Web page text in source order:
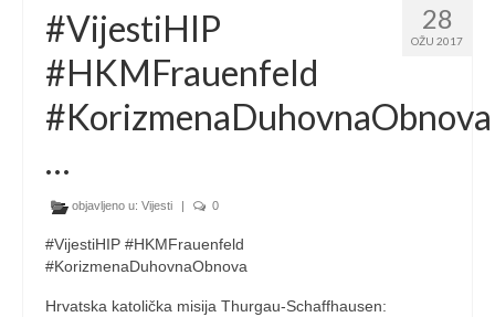
28
OŽU 2017
#VijestiHIP
#HKMFrauenfeld
#KorizmenaDuhovnaObnova
…
objavljeno u: Vijesti | 0
#VijestiHIP #HKMFrauenfeld
#KorizmenaDuhovnaObnova
Hrvatska katolička misija Thurgau-Schaffhausen: